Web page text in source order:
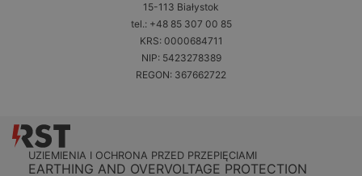
15-113 Białystok
tel.: +48 85 307 00 85
KRS: 0000684711
NIP: 5423278389
REGON: 367662722
UZIEMIENIA I OCHRONA PRZED PRZEPIĘCIAMI
EARTHING AND OVERVOLTAGE PROTECTION